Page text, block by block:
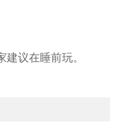
议在睡前玩。